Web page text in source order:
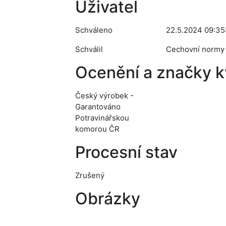
Uživatel
Schváleno
22.5.2024
Schválil
Cechovní normy
Ocenění a značky
Český výrobek -
Garantováno
Potravinářskou
komorou ČR
Procesní stav
Zrušený
Obrázky